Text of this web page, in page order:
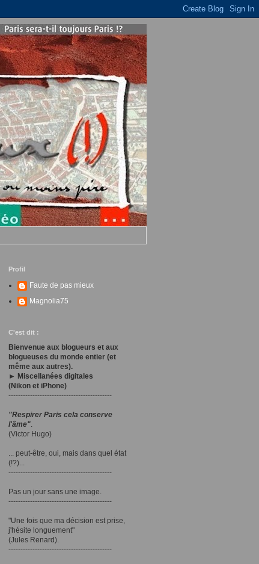
Profil
Faute de pas mieux
Magnolia75
C'est dit :
Bienvenue aux blogueurs et aux
blogueuses du monde entier (et
même aux autres).
► Miscellanées digitales
(Nikon et iPhone)
-------------------------------------------
"Respirer Paris cela conserve
l'âme".
(Victor Hugo)
... peut-être, oui, mais dans quel état
(!?)...
-------------------------------------------
Pas un jour sans une image.
-------------------------------------------
"Une fois que ma décision est prise,
j'hésite longuement"
(Jules Renard).
-------------------------------------------